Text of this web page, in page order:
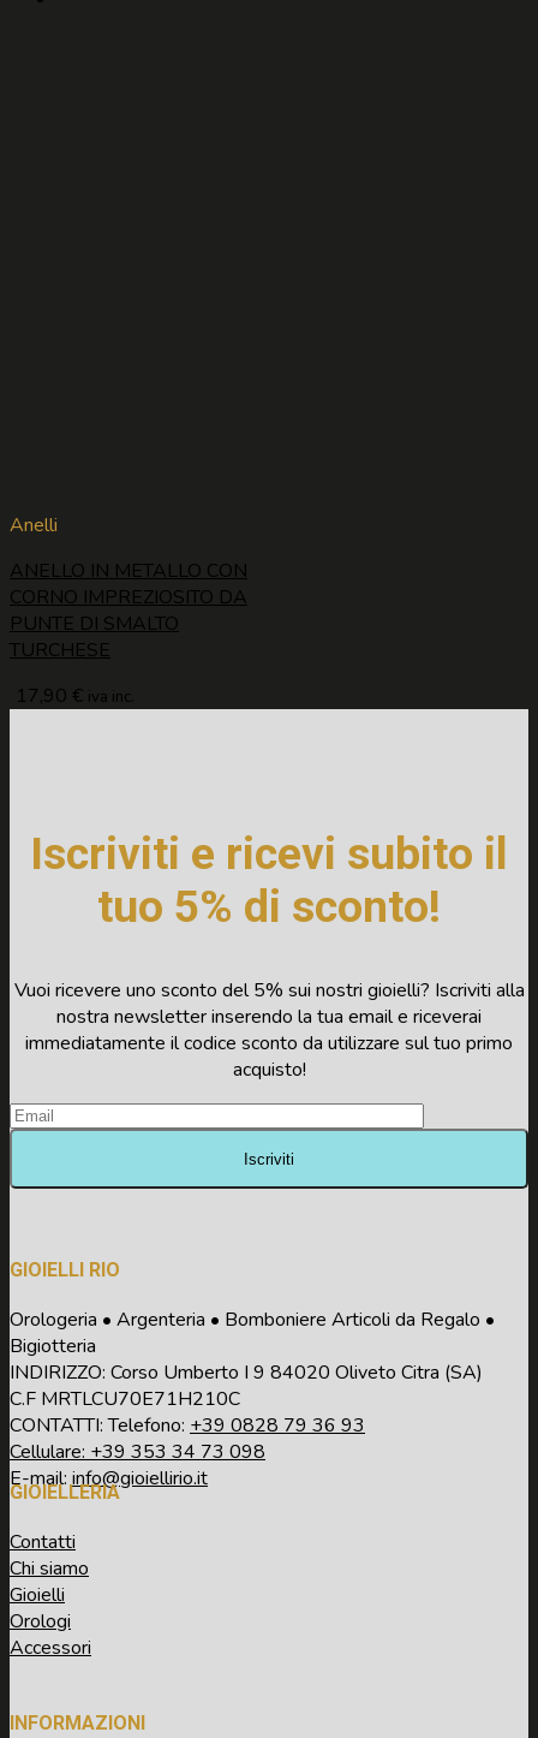
Anelli
ANELLO IN METALLO CON
CORNO IMPREZIOSITO DA
PUNTE DI SMALTO
TURCHESE
17,90 € iva inc.
Iscriviti e ricevi subito il
tuo 5% di sconto!
Vuoi ricevere uno sconto del 5% sui nostri gioielli? Iscriviti alla
nostra newsletter inserendo la tua email e riceverai
immediatamente il codice sconto da utilizzare sul tuo primo
acquisto!
GIOIELLI RIO
Orologeria • Argenteria • Bomboniere Articoli da Regalo •
Bigiotteria
INDIRIZZO: Corso Umberto I 9 84020 Oliveto Citra (SA)
C.F MRTLCU70E71H210C
CONTATTI: Telefono: +39 0828 79 36 93
Cellulare: +39 353 34 73 098
E-mail:info@gioiellirio.it
GIOIELLERIA
Contatti
Chi siamo
Gioielli
Orologi
Accessori
INFORMAZIONI